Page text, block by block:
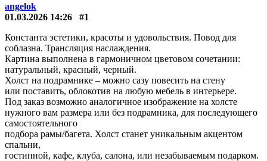
angelok
01.03.2026 14:26
#1
Константа эстетики, красоты и удовольствия. Повод для
соблазна. Трансляция наслаждения.
Картина выполнена в гармоничном цветовом сочетании:
натуральный, красный, черный.
Холст на подрамнике – можно сазу повесить на стену
или поставить, облокотив на любую мебель в интерьере.
Под заказ возможно аналогичное изображение на холсте
нужного вам размера или без подрамника, для последующего
самостоятельного
подбора рамы/багета. Холст станет уникальным акцентом
спальни,
гостинной, кафе, клуба, салона, или незабываемым подарком.